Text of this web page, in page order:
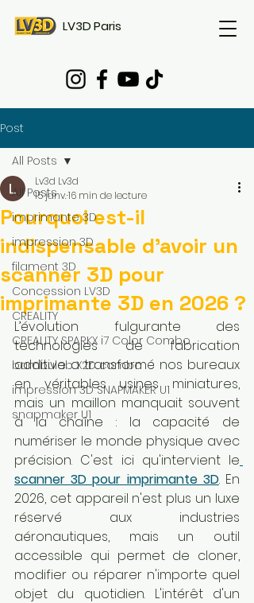
LV3D Paris
Post
All Posts
imprimante 3D
impression 3D
filament 3D
Concession LV3D
CREALITY
CREALITY SPARKX i7 Color Combo
bambulab X2D combo
impression 3D SNAPMAKER U1
snapmaker U1
All Posts
Pourquoi est-il
indispensable d'avoir un
scanner 3D pour
imprimante 3D en 2026 ?
Lv3d Lv3d
15 janv.16 min de lecture
L’évolution fulgurante des
technologies de fabrication
additive a transformé nos bureaux
en véritables usines miniatures,
mais un maillon manquait souvent
à la chaîne : la capacité de
numériser le monde physique avec
précision. C'est ici qu'intervient le
scanner 3D pour imprimante 3D. En
2026, cet appareil n'est plus un luxe
réservé aux industries
aéronautiques, mais un outil
accessible qui permet de cloner,
modifier ou réparer n'importe quel